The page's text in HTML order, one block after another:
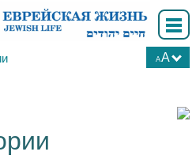
AA